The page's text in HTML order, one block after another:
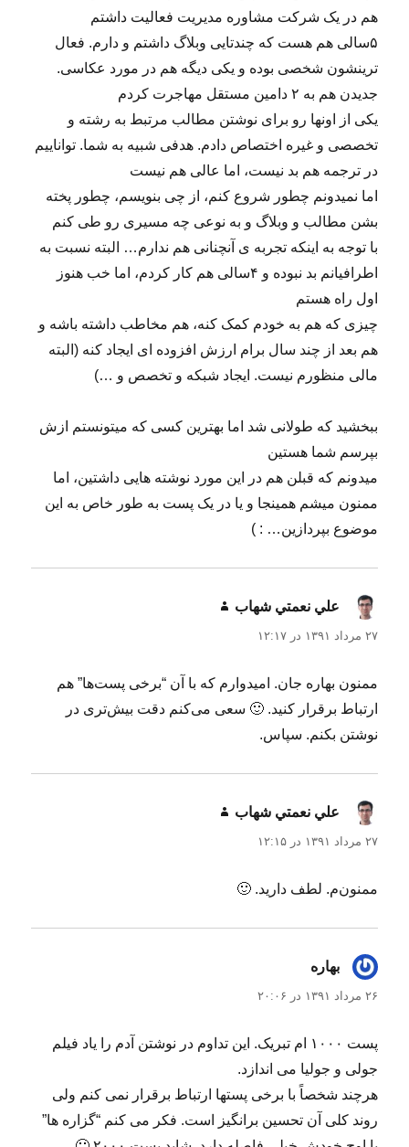
هم در یک شرکت مشاوره مدیریت فعالیت داشتم
۵سالی هم هست که چندتایی وبلاگ داشتم و دارم. فعال
ترینشون شخصی بوده و یکی دیگه هم در مورد عکاسی.
جدیدن هم به ۲ دامین مستقل مهاجرت کردم
یکی از اونها رو برای نوشتن مطالب مرتبط به رشته و
تخصصی و غیره اختصاص دادم. هدفی شبیه به شما. تواناییم
در ترجمه هم بد نیست، اما عالی هم نیست
اما نمیدونم چطور شروع کنم، از چی بنویسم، چطور پخته
بشن مطالب و وبلاگ و به نوعی چه مسیری رو طی کنم
با توجه به اینکه تجربه ی آنچنانی هم ندارم… البته نسبت به
اطرافیانم بد نبوده و ۴سالی هم کار کردم، اما خب هنوز
اول راه هستم
چیزی که هم به خودم کمک کنه، هم مخاطب داشته باشه و
هم بعد از چند سال برام ارزش افزوده ای ایجاد کنه (البته
مالی منظورم نیست. ایجاد شبکه و تخصص و …)
ببخشید که طولانی شد اما بهترین کسی که میتونستم ازش
بپرسم شما هستین
میدونم که قبلن هم در این مورد نوشته هایی داشتین، اما
ممنون میشم همینجا و یا در یک پست به طور خاص به این
موضوع بپردازین… : )
علي نعمتي شهاب
۲۷ مرداد ۱۳۹۱ در ۱۲:۱۷
ممنون بهاره جان. امیدوارم که با آن “برخی پست‌ها” هم
ارتباط برقرار کنید. 🙂 سعی می‌کنم دقت بیش‌تری در
نوشتن بکنم. سپاس.
علي نعمتي شهاب
۲۷ مرداد ۱۳۹۱ در ۱۲:۱۵
ممنون‌م. لطف دارید. 🙂
بهاره
۲۶ مرداد ۱۳۹۱ در ۲۰:۰۶
پست ۱۰۰۰ ام تبریک. این تداوم در نوشتن آدم را یاد فیلم
جولی و جولیا می اندازد.
هرچند شخصاً با برخی پستها ارتباط برقرار نمی کنم ولی
روند کلی آن تحسین برانگیز است. فکر می کنم “گزاره ها”